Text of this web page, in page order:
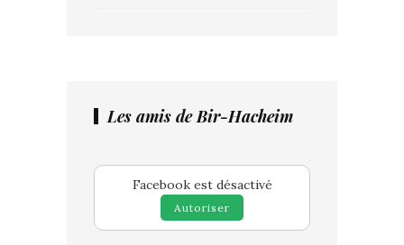
Les amis de Bir-Hacheim
Facebook est désactivé
Autoriser